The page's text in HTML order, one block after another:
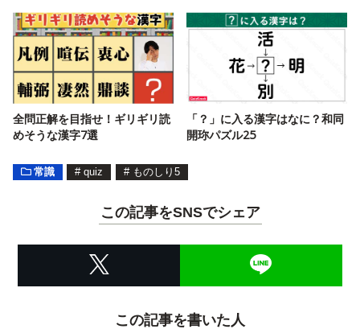
全問正解を目指せ！ギリギリ読
めそうな漢字7選
「？」に入る漢字はなに？和同
開珎パズル25
常識 # quiz # ものしり5
この記事をSNSでシェア
この記事を書いた人